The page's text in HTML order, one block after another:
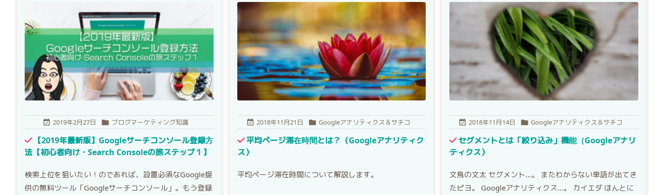
 2019年2月27日  ブログマーケティング知識
【2019年最新版】Googleサーチコンソール登録方
法【初心者向け・Search Consoleの旅ステップ１】
検索上位を狙いたい！のであれば、設置必須なGoogle提
供の無料ツール「Googleサーチコンソール」。もう登録
 2018年11月21日  Googleアナリティクス＆サチコ
平均ページ滞在時間とは？（Googleアナリティク
ス）
平均ページ滞在時間について解説します。
 2018年11月14日  Googleアナリティクス＆サチコ
セグメントとは「絞り込み」機能（Googleアナリ
ティクス）
文鳥の文太 セグメント…。 またわからない単語が出てき
たピヨ。 Googleアナリティクス…。 カイエダ ほんとに